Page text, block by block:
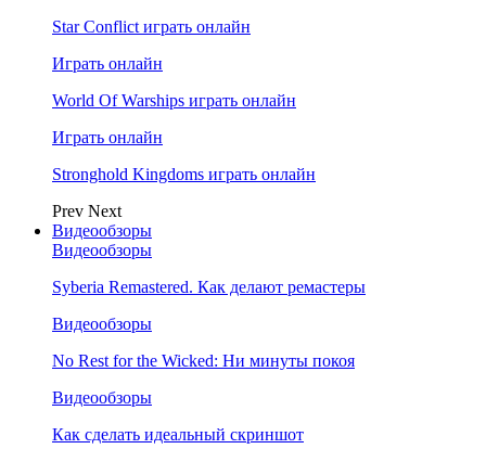
Star Conflict играть онлайн
Играть онлайн
World Of Warships играть онлайн
Играть онлайн
Stronghold Kingdoms играть онлайн
Prev Next
Видеообзоры
Видеообзоры
Syberia Remastered. Как делают ремастеры
Видеообзоры
No Rest for the Wicked: Ни минуты покоя
Видеообзоры
Как сделать идеальный скриншот